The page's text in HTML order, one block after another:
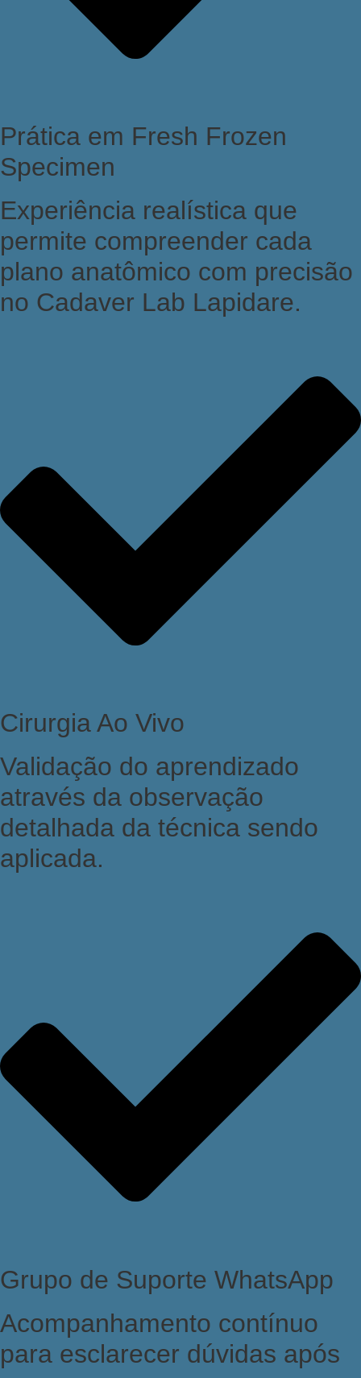
Prática em Fresh Frozen
Specimen
Experiência realística que
permite compreender cada
plano anatômico com precisão
no Cadaver Lab Lapidare.
Cirurgia Ao Vivo
Validação do aprendizado
através da observação
detalhada da técnica sendo
aplicada.
Grupo de Suporte WhatsApp
Acompanhamento contínuo
para esclarecer dúvidas após